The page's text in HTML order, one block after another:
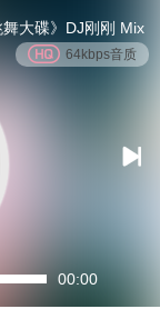
大碟》DJ刚刚 Mix
64kbps音质

00:00